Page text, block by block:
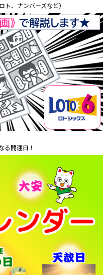
ト、ナンバーズなど）
る開運日！